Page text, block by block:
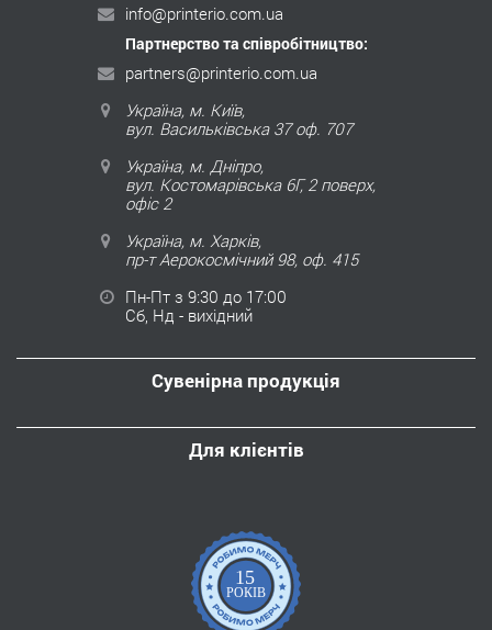
info@printerio.com.ua
Партнерство та співробітництво:
partners@printerio.com.ua
Україна, м. Київ,
вул. Васильківська 37 оф. 707
Україна, м. Дніпро,
вул. Костомарівська 6Г, 2 поверх,
офіс 2
Україна, м. Харків,
пр-т Аерокосмічний 98, оф. 415
Пн-Пт з 9:30 до 17:00
Сб, Нд - вихідний
Сувенірна продукція
Для клієнтів
15
РОКІВ